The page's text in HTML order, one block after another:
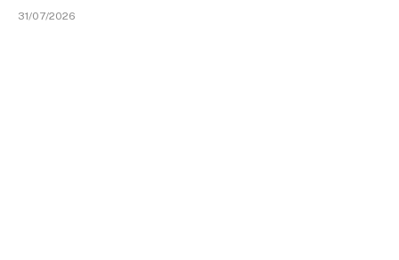
31/07/2026